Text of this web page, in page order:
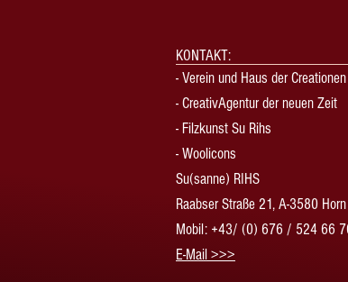
KONTAKT:
- Verein und Haus der Creationen
- CreativAgentur der neuen Zeit
- Filzkunst Su Rihs
- Woolicons
Su(sanne) RIHS
Raabser Straße 21, A-3580 Horn
Mobil: +43/ (0) 676 / 524 66
​E-Mail >>>